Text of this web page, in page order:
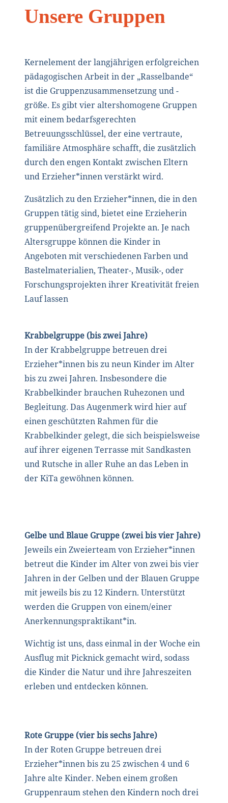
Unsere Gruppen
Kernelement der langjährigen erfolgreichen
pädagogischen Arbeit in der „Rasselbande“
ist die Gruppenzusammensetzung und -
größe. Es gibt vier altershomogene Gruppen
mit einem bedarfsgerechten
Betreuungsschlüssel, der eine vertraute,
familiäre Atmosphäre schafft, die zusätzlich
durch den engen Kontakt zwischen Eltern
und Erzieher*innen verstärkt wird.
Zusätzlich zu den Erzieher*innen, die in den
Gruppen tätig sind, bietet eine Erzieherin
gruppenübergreifend Projekte an. Je nach
Altersgruppe können die Kinder in
Angeboten mit verschiedenen Farben und
Bastelmaterialien, Theater-, Musik-, oder
Forschungsprojekten ihrer Kreativität freien
Lauf lassen
Krabbelgruppe (bis zwei Jahre)
In der Krabbelgruppe betreuen drei
Erzieher*innen bis zu neun Kinder im Alter
bis zu zwei Jahren. Insbesondere die
Krabbelkinder brauchen Ruhezonen und
Begleitung. Das Augenmerk wird hier auf
einen geschützten Rahmen für die
Krabbelkinder gelegt, die sich beispielsweise
auf ihrer eigenen Terrasse mit Sandkasten
und Rutsche in aller Ruhe an das Leben in
der KiTa gewöhnen können.
Gelbe und Blaue Gruppe (zwei bis vier Jahre)
Jeweils ein Zweierteam von Erzieher*innen
betreut die Kinder im Alter von zwei bis vier
Jahren in der Gelben und der Blauen Gruppe
mit jeweils bis zu 12 Kindern. Unterstützt
werden die Gruppen von einem/einer
Anerkennungspraktikant*in.
Wichtig ist uns, dass einmal in der Woche ein
Ausflug mit Picknick gemacht wird, sodass
die Kinder die Natur und ihre Jahreszeiten
erleben und entdecken können.
Rote Gruppe (vier bis sechs Jahre)
In der Roten Gruppe betreuen drei
Erzieher*innen bis zu 25 zwischen 4 und 6
Jahre alte Kinder. Neben einem großen
Gruppenraum stehen den Kindern noch drei